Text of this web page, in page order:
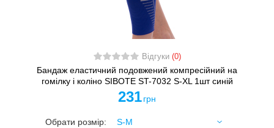
Відгуки (0)
Бандаж еластичний подовжений компресійний на
гомілку і коліно SIBOTE ST-7032 S-XL 1шт синій
231 грн
Обрати розмір: